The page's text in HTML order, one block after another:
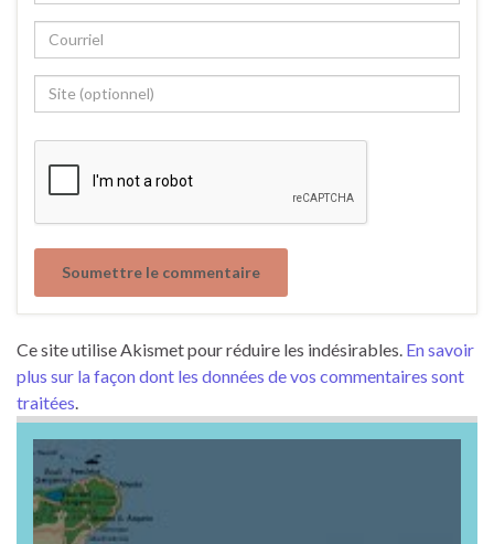
Ce site utilise Akismet pour réduire les indésirables. En savoir
plus sur la façon dont les données de vos commentaires sont
traitées.